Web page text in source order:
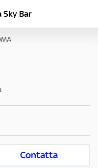
Sky Bar
Contatta